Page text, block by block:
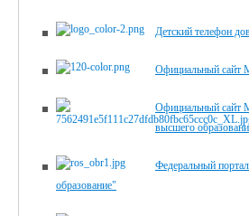
Детский телефон
Официальный сайт
Официальный сайт
высшего
Федеральный
образование"